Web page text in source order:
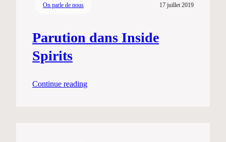
On parle de nous 17 juillet 2019
Parution dans Inside
Spirits
Continue reading